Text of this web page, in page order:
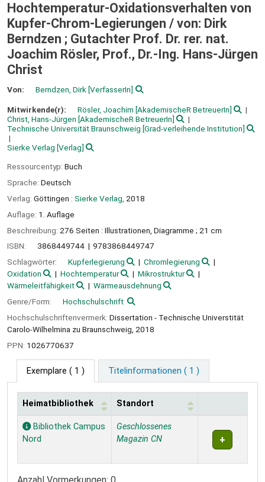
Hochtemperatur-Oxidationsverhalten von
Kupfer-Chrom-Legierungen / von: Dirk
Berndzen ; Gutachter Prof. Dr. rer. nat.
Joachim Rösler, Prof., Dr.-Ing. Hans-Jürgen
Christ
Von: Berndzen, Dirk [VerfasserIn]
Mitwirkende(r): Rösler, Joachim [AkademischeR BetreuerIn]
Christ, Hans-Jürgen [AkademischeR BetreuerIn]
Technische Universität Braunschweig [Grad-verleihende Institution]
Sierke Verlag [Verlag]
Ressourcentyp: Buch
Sprache: Deutsch
Verlag: Göttingen : Sierke Verlag, 2018
Auflage: 1. Auflage
Beschreibung: 276 Seiten : Illustrationen, Diagramme ; 21 cm
ISBN:
3868449744
9783868449747
Schlagwörter:
Kupferlegierung
Chromlegierung
Oxidation
Hochtemperatur
Mikrostruktur
Wärmeleitfähigkeit
Wärmeausdehnung
Genre/Form:
Hochschulschrift
Hochschulschriftenvermerk: Dissertation - Technische Universtität
Carolo-Wilhelmina zu Braunschweig, 2018
PPN: 1026770637
Exemplare ( 1 ) Titelinformationen ( 1 )
Exemplare
Heimatbibliothek Standort
Bibliothek Campus
Nord
Geschlossenes
Magazin CN